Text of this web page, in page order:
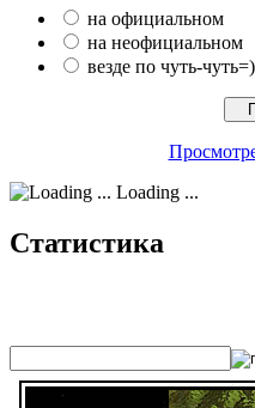
на официальном
на неофициальном
везде по чуть-чуть=)
Loading ...
Статистика